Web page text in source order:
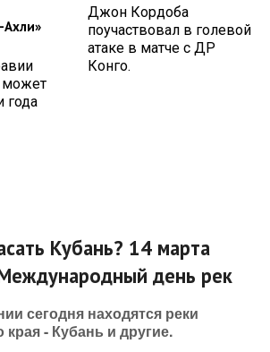
Ахли»
может
года
Джон Кордоба
поучаствовал в голевой
атаке в матче с ДР
Конго.
Кубань? 14 марта
день рек
сегодня находятся реки
края - Кубань и другие.